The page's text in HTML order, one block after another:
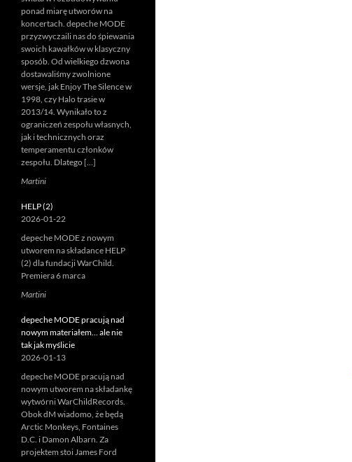
ponad miarę utworów na
koncertach. depeche MODE
przyzwyczaili nas do śpiewania
swoich kawałków w klasyczny
sposób. Od wielkiego dzwona
dostawaliśmy zwolnione
wersje, jak Enjoy The Silence w
1998, czy Halo trasie w
2013/14. Wynikało to z
ograniczeń zespołu własnych,
jak i technicznych oraz
temperamentu członków
zespołu. Dlatego […]
Martini
HELP (2)
2026-01-22
depeche MODE z nowym
utworem na składance HELP
(2) dla fundacji WarChild.
Premiera 6 marca
Martini
depeche MODE pracują nad
nowym materiałem… ale nie
tak jak myślicie
2026-01-13
depeche MODE pracują nad
nowym utworem na składankę
wytwórni WarChildRecords.
Obok dM wiadomo, że będą
Arctic Monkeys, Fontaines
D.C. i Damon Albarn. Za
projektem stoi James Ford